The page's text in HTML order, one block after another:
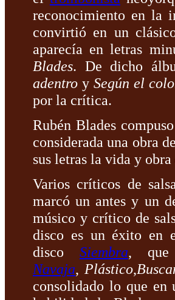
reconocimiento en la
convirtió en un
aparecía en letras
Blades. De dicho
adentro y Según el
por la crítica.
Rubén Blades
considerada una obra
sus letras la vida y
Varios críticos de
marcó un antes y un
músico y crítico de
disco es un éxito en
disco Siembra, que
Navaja, Plástico,
consolidado lo que